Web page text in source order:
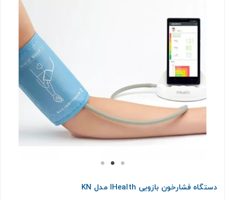
دستگاه فشارخون بازویی IHealth مدل KN